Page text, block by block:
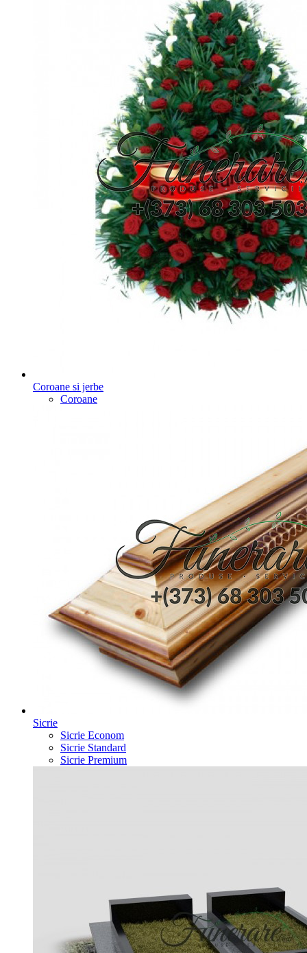
Coroane si jerbe
Coroane
Sicrie
Sicrie Econom
Sicrie Standard
Sicrie Premium